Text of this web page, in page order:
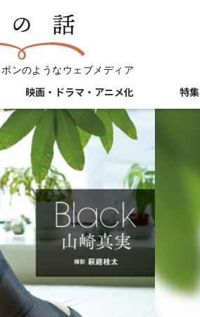
ンのようなウェブメディア
映画・ドラマ・アニメ化 特集